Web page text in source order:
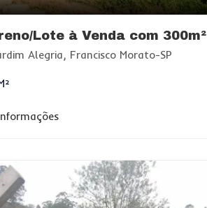
Lote à Venda com 300m²
Alegria, Francisco Morato-SP